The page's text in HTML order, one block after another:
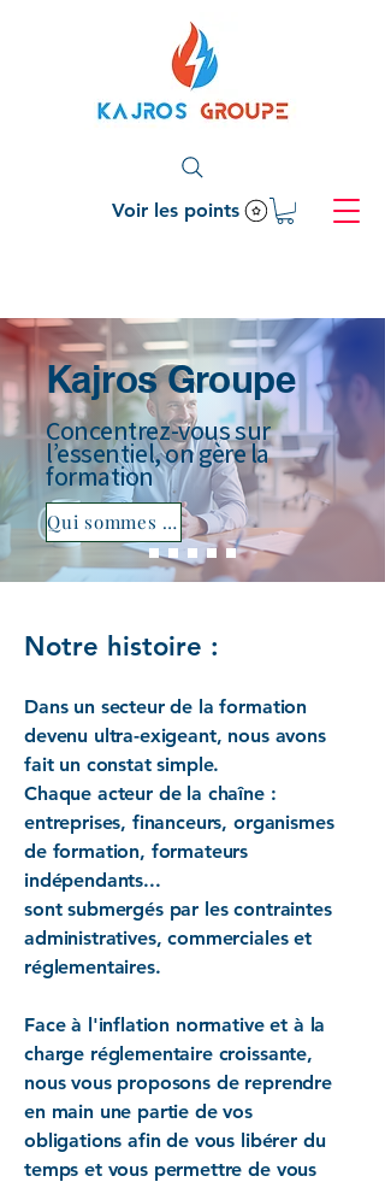
Voir les points
Kajros Groupe
Concentrez-vous sur
l’essentiel, on gère la
formation
Qui sommes nous ?
Notre histoire :
Dans un secteur de la formation
devenu ultra-exigeant, nous avons
fait un constat simple.
Chaque acteur de la chaîne :
entreprises, financeurs, organismes
de formation, formateurs
indépendants...
sont submergés par les contraintes
administratives, commerciales et
réglementaires.
Face à l'inflation normative et à la
charge réglementaire croissante,
nous vous proposons de reprendre
en main une partie de vos
obligations afin de vous libérer du
temps et vous permettre de vous